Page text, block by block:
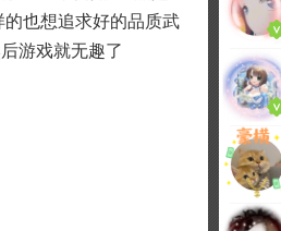
的也想追求好的品质武
游戏就无趣了